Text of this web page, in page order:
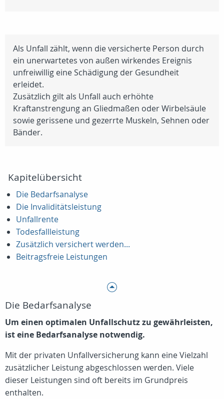
Als Unfall zählt, wenn die versicherte Person durch
ein unerwartetes von außen wirkendes Ereignis
unfreiwillig eine Schädigung der Gesundheit
erleidet.
Zusätzlich gilt als Unfall auch erhöhte
Kraftanstrengung an Gliedmaßen oder Wirbelsäule
sowie gerissene und gezerrte Muskeln, Sehnen oder
Bänder.
Kapitelübersicht
Die Bedarfsanalyse
Die Invaliditätsleistung
Unfallrente
Todesfallleistung
Zusätzlich versichert werden...
Beitragsfreie Leistungen
Die Bedarfsanalyse
Um einen optimalen Unfallschutz zu gewährleisten,
ist eine Bedarfsanalyse notwendig.
Mit der privaten Unfallversicherung kann eine Vielzahl
zusätzlicher Leistung abgeschlossen werden. Viele
dieser Leistungen sind oft bereits im Grundpreis
enthalten.